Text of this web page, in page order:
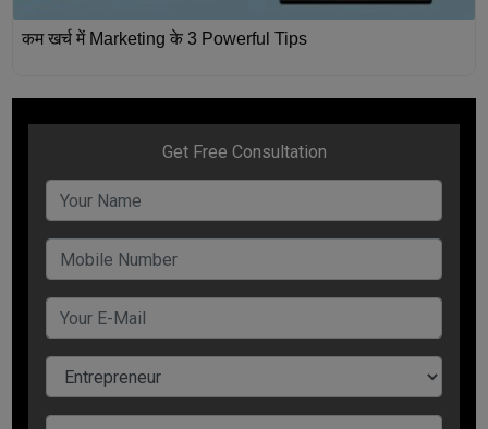
कम खर्च में Marketing के 3 Powerful Tips